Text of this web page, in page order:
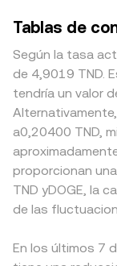
Tablas de
Según la tasa
de 4,9019 TND.
tendría un valor
a0,20400 TND,
proporcionan
TND yDOGE, la
de las
En los últimos 7